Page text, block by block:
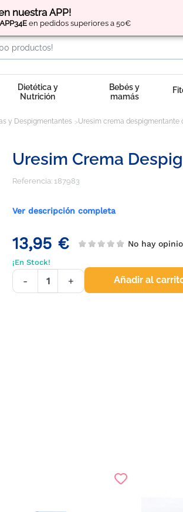
nuestra APP!
APP34E en pedidos superiores a 50€
Regístratey obtén
Dietética y
Nutrición
Bebés y
mamás
y Despigmentantes Uresim crema despigmentante
Uresim Crema
Referencia: 187983
Ver descripción completa
13,95 € No hay
¡En Stock!
- + Añadir al